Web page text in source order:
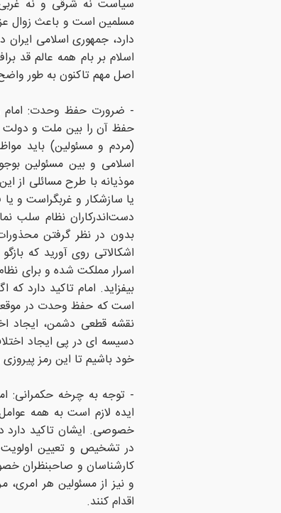
سیاست نه شرقى و نه
مسلمین است و باعث زوال
دارد، جمهوری اسلامی
اسلام بر بام همه عالم قد
اصل مهم تاکنون به طور
- ضرورت حفظ وحدت: امام
حفظ آن را بین ملت و دولت
(مردم و مسئولین) باید
اسلامى و بین مسئولین
موذیانه با طرح مسائلى از
یا سازشکار و غربگراست و یا
دست‏‌اندرکاران نظام سلب
بدون در نظر گرفتن
اشکالاتى روى آورید که
اسرار مملکت شده و براى
بیفزاید. امام تاکید دارد
است که حفظ وحدت در
نقشه قطعی دشمن، ایجاد
دسیسه ای در پی ایجاد
خود باشیم تا این رمز
- توجه به چرخه حکمرانی:
ایده لازم است به همه
خصوصی. ایشان تاکید دارد
در تشخیص و تعیین اولویت
کارشناسان و صاحبنظران
و نیز از مسئولین هر
اقدام کنند.